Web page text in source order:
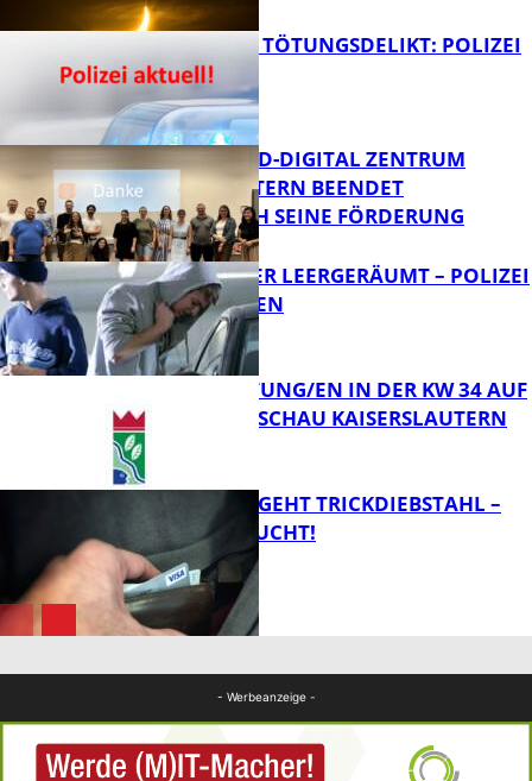
FB News
VERSUCHTES TÖTUNGSDELIKT: POLIZEI
ERMITTELT
FB News
MITTELSTAND-DIGITAL ZENTRUM
KAISERSLAUTERN BEENDET
ERFOLGREICH SEINE FÖRDERUNG
TRANSPORTER LEERGERÄUMT – POLIZEI
SUCHT ZEUGEN
FB Kultur
VERANSTALTUNG/EN IN DER KW 34 AUF
DER GARTENSCHAU KAISERSLAUTERN
PÄRCHEN BEGEHT TRICKDIEBSTAHL –
ZEUGEN GESUCHT!
- Werbeanzeige -